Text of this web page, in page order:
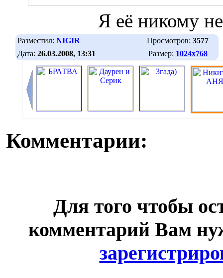
Я её никому
Разместил: NIGIR Просмотров: 3577
Дата: 26.03.2008, 13:31 Размер: 1024х768
Комментарии:
Для того чтобы
комментарий Вам